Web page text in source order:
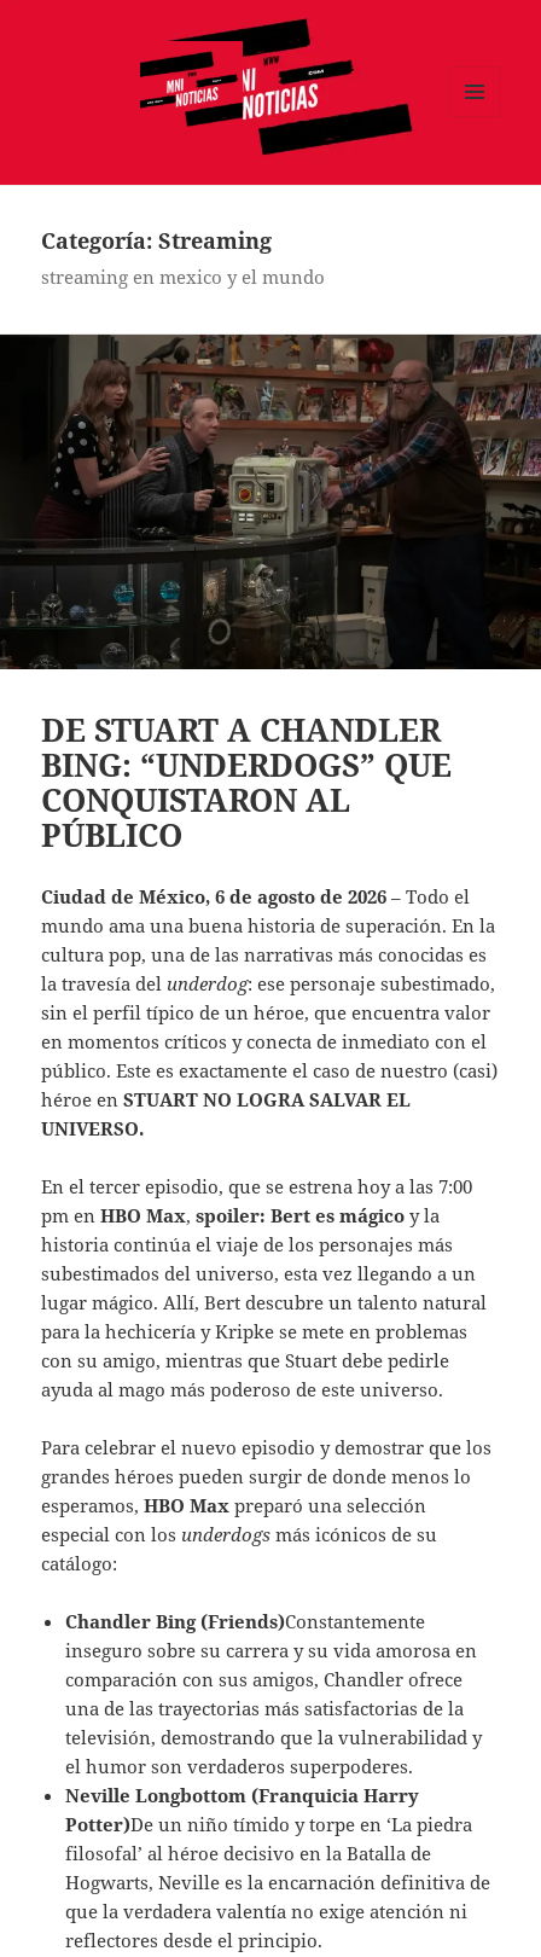
Categoría:Streaming
streaming en mexico y el mundo
DE STUART A CHANDLER
BING: “UNDERDOGS” QUE
CONQUISTARON AL
PÚBLICO
Ciudad de México, 6 de agosto de 2026– Todo el
mundo ama una buena historia de superación. En la
cultura pop, una de las narrativas más conocidas es
la travesía del underdog: ese personaje subestimado,
sin el perfil típico de un héroe, que encuentra valor
en momentos críticos y conecta de inmediato con el
público. Este es exactamente el caso de nuestro (casi)
héroe enSTUART NO LOGRA SALVAR EL
UNIVERSO.
En el tercer episodio, que se estrena hoy a las 7:00
pm enHBO Max,spoiler: Bert es mágicoy la
historia continúa el viaje de los personajes más
subestimados del universo, esta vez llegando a un
lugar mágico. Allí, Bert descubre un talento natural
para la hechicería y Kripke se mete en problemas
con su amigo, mientras que Stuart debe pedirle
ayuda al mago más poderoso de este universo.
Para celebrar el nuevo episodio y demostrar que los
grandes héroes pueden surgir de donde menos lo
esperamos,HBO Max preparó una selección
especial con los underdogs más icónicos de su
catálogo:
Chandler Bing (Friends)Constantemente
inseguro sobre su carrera y su vida amorosa en
comparación con sus amigos, Chandler ofrece
una de las trayectorias más satisfactorias de la
televisión, demostrando que la vulnerabilidad y
el humor son verdaderos superpoderes.
Neville Longbottom (Franquicia Harry
Potter)De un niño tímido y torpe en ‘La piedra
filosofal’ al héroe decisivo en la Batalla de
Hogwarts, Neville es la encarnación definitiva de
que la verdadera valentía no exige atención ni
reflectores desde el principio.